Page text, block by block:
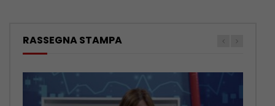
RASSEGNA STAMPA